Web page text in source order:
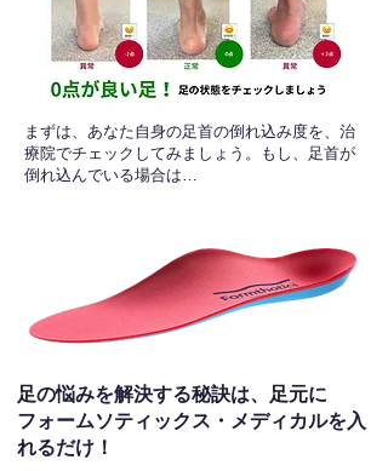
​まずは、あなた自身の足首の倒れ込み度を、治
療院でチェックしてみましょう。もし、足首が
倒れ込んでいる場合は…
足の悩みを解決する秘訣は、足元に
フォームソティックス・メディカルを入
れるだけ！